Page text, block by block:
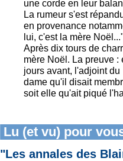
une corde en leur
La rumeur s'est
en provenance
lui, c'est la mère
Après dix tours de
mère Noël. La preuve
jours avant, l'adjoint
dame qu'il disait
soit elle qu'ait piqué
Lu (et vu) pour
"Les annales des